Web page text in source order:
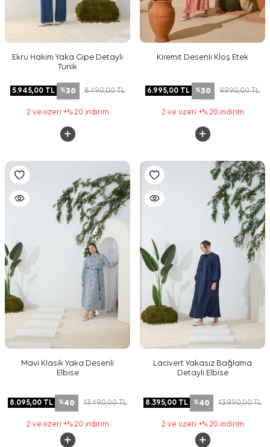
Ekru Hakim Yaka Gipe Detaylı
Tunik
5.945,00TL %30 8.490,00TL
2 ve üzeri +% 20 indirim
Kiremit Desenli Kloş Etek
6.995,00 TL %30 9.990,00TL
2 ve üzeri +% 20 indirim
Mavi Klasik Yaka Desenli
Elbise
8.095,00 TL %40 13.490,00TL
2 ve üzeri +% 20 indirim
Lacivert Yakasız Bağlama
Detaylı Elbise
8.395,00TL %40 13.990,00TL
2 ve üzeri +% 20 indirim